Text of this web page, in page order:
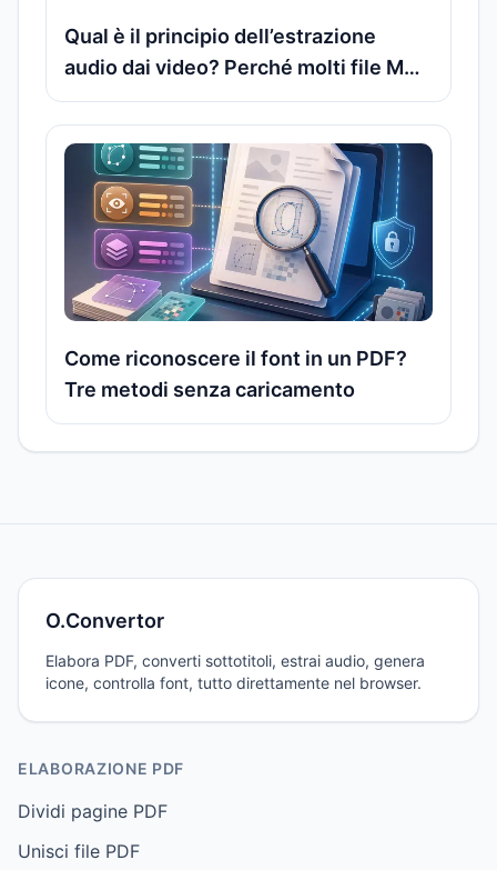
Qual è il principio dell’estrazione
audio dai video? Perché molti file MP4
e MOV consentono di esportare
direttamente la traccia audio
Come riconoscere il font in un PDF?
Tre metodi senza caricamento
O.Convertor
Elabora PDF, converti sottotitoli, estrai audio, genera
icone, controlla font, tutto direttamente nel browser.
ELABORAZIONE PDF
Dividi pagine PDF
Unisci file PDF